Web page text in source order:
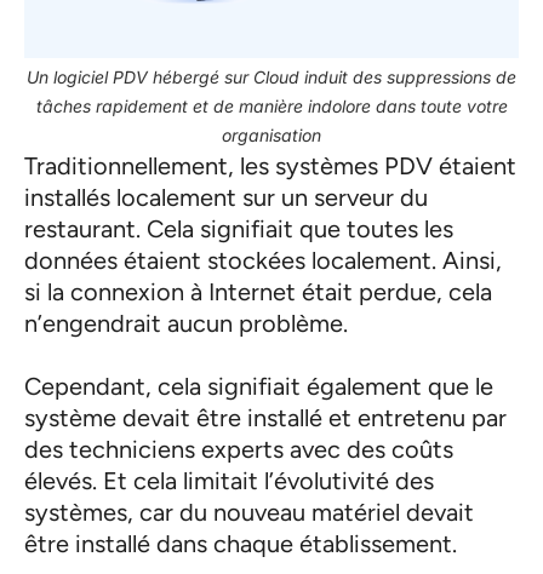
Un logiciel PDV hébergé sur Cloud induit des suppressions de
tâches rapidement et de manière indolore dans toute votre
organisation
Traditionnellement, les systèmes PDV étaient
installés localement sur un serveur du
restaurant. Cela signifiait que toutes les
données étaient stockées localement. Ainsi,
si la connexion à Internet était perdue, cela
n’engendrait aucun problème.
Cependant, cela signifiait également que le
système devait être installé et entretenu par
des techniciens experts avec des coûts
élevés. Et cela limitait l’évolutivité des
systèmes, car du nouveau matériel devait
être installé dans chaque établissement.